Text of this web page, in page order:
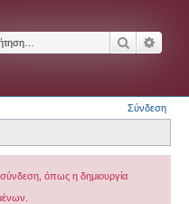
αναζήτηση
Σύνδεση
σύνδεση, όπως η δημιουργία